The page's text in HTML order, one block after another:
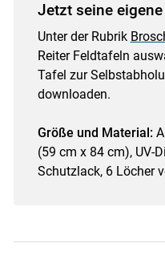
Jetzt seine
Unter der Rubrik
Reiter Feldtafeln
Tafel zur
downloaden.
Größe und Material:
(59 cm x 84 cm), UV-
Schutzlack, 6 Löcher